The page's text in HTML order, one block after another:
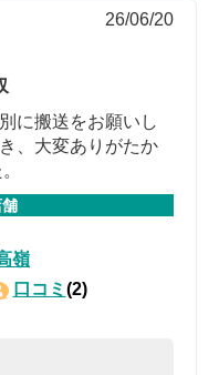
26/06/20
に搬送をお願いし
、大変ありがたか
嶺
口コミ (2)